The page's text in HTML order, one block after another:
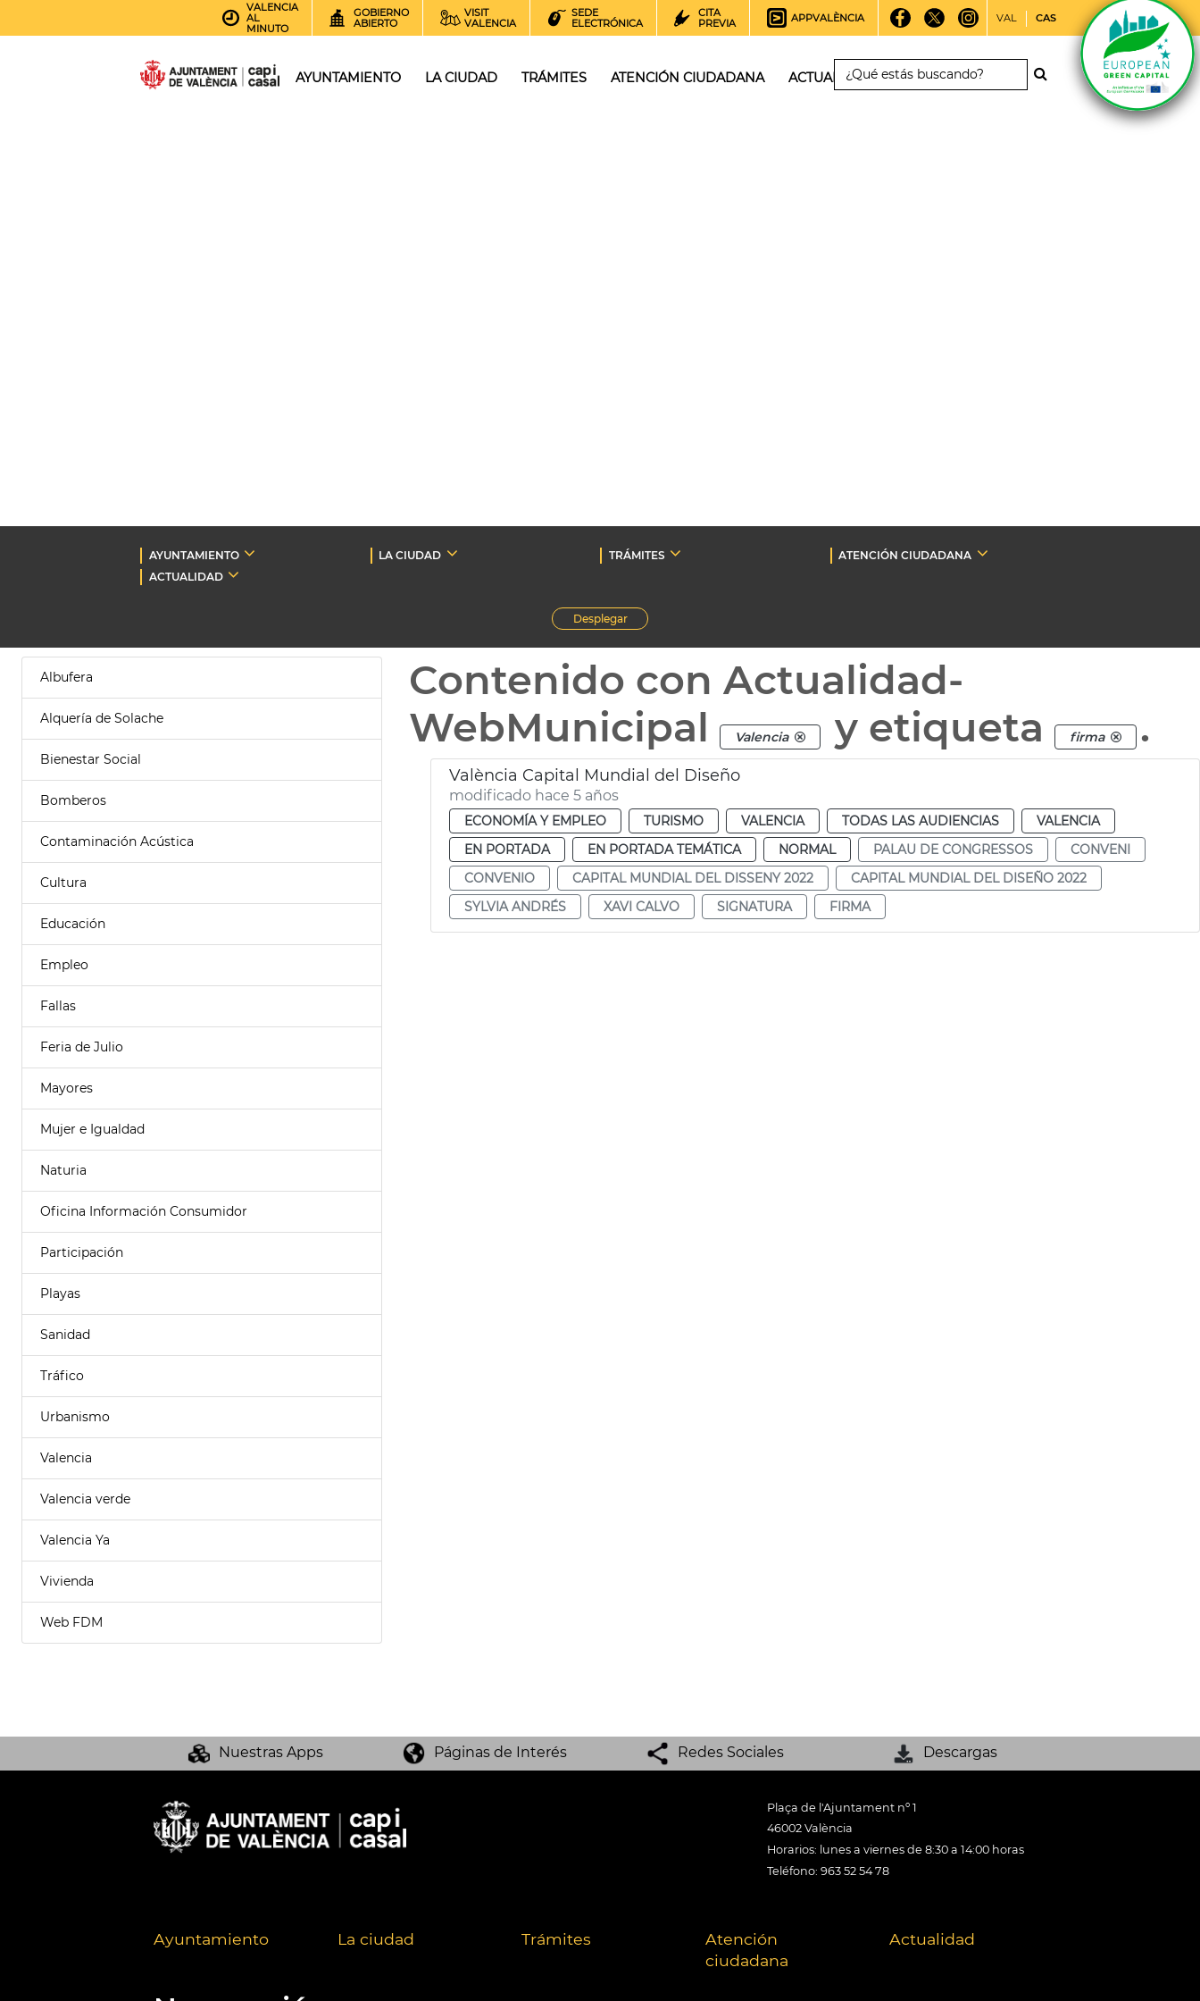
VALENCIA
AL
MINUTO
GOBIERNO
ABIERTO
VISIT
VALENCIA
SEDE
ELECTRÓNICA
CITA
PREVIA
APPVALÈNCIA VAL CAS
AYUNTAMIENTO LA CIUDAD TRÁMITES ATENCIÓN CIUDADANA ACTUALIDAD
AYUNTAMIENTO LA CIUDAD TRÁMITES
ATENCIÓN CIUDADANA
ACTUALIDAD
Desplegar
Albufera
Alquería de Solache
Bienestar Social
Bomberos
Contaminación Acústica
Cultura
Educación
Empleo
Fallas
Feria de Julio
Mayores
Mujer e Igualdad
Naturia
Oficina Información Consumidor
Participación
Playas
Sanidad
Tráfico
Urbanismo
Valencia
Valencia verde
Valencia Ya
Vivienda
Web FDM
Contenido con Actualidad-
WebMunicipal
Valencia y etiqueta firma .
València Capital Mundial del Diseño
modificado hace 5 años
ECONOMÍA Y EMPLEO TURISMO VALENCIA TODAS LAS AUDIENCIAS
VALENCIA
EN PORTADA
EN PORTADA TEMÁTICA NORMAL PALAU DE CONGRESSOS
CONVENI
CONVENIO
CAPITAL MUNDIAL DEL DISSENY 2022
CAPITAL MUNDIAL DEL DISEÑO 2022
SYLVIA ANDRÉS
XAVI CALVO SIGNATURA FIRMA
Nuestras Apps Páginas de Interés Redes Sociales Descargas
Plaça de l'Ajuntament nº 1
46002 València
Horarios: lunes a viernes de 8:30 a 14:00 horas
Teléfono: 963 52 54 78
Ayuntamiento La ciudad Trámites
Atención
ciudadana
Actualidad